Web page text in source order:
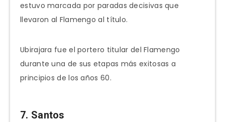
estuvo marcada por paradas decisivas que
llevaron al Flamengo al título.
Ubirajara fue el portero titular del Flamengo
durante una de sus etapas más exitosas a
principios de los años 60.
7. Santos